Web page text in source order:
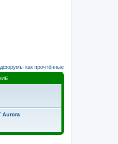
как прочтённые
Aurora